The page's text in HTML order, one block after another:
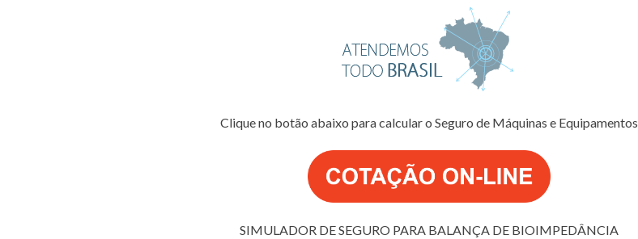
Clique no botão abaixo para calcular o Seguro de Máquinas e Equipamentos
SIMULADOR DE SEGURO PARA BALANÇA DE BIOIMPEDÂNCIA